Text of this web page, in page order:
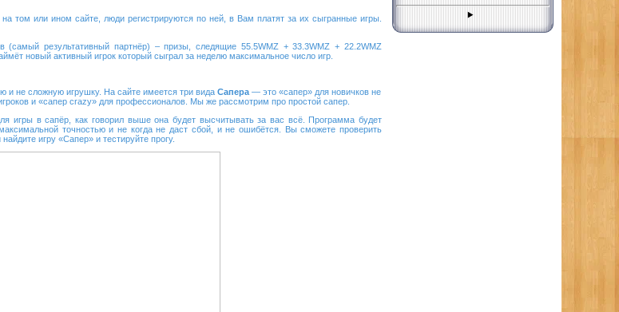
том или ином сайте, люди регистрируются по ней, в Вам платят за их сыгранные игры.
(самый результативный партнёр) – призы, следящие 55.5WMZ + 33.3WMZ + 22.2WMZ
новый активный игрок который сыграл за неделю максимальное число игр.
и не сложную игрушку. На сайте имеется три вида Сапера— это «сапер» для новичков не
и «сапер crazy» для профессионалов. Мы же рассмотрим про простой сапер.
игры в сапёр, как говорил выше она будет высчитывать за вас всё. Программа будет
точностью и не когда не даст сбой, и не ошибётся. Вы сможете проверить
игру «Сапер» и тестируйте прогу.